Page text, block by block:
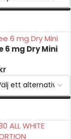
6 mg Dry Mini